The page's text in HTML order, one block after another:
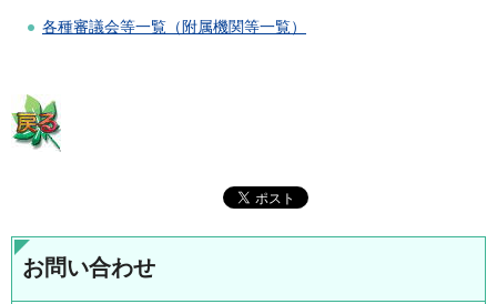
各種審議会等一覧（附属機関等一覧）
お問い合わせ